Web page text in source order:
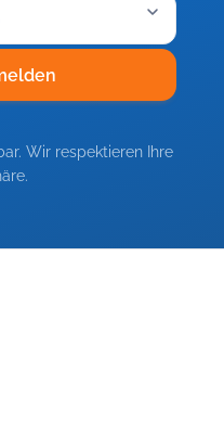
Wir respektieren Ihre